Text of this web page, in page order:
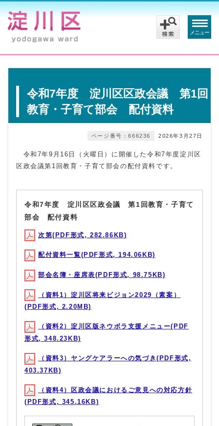
メニュー
令和7年度 淀川区区政会議 第1回
教育・子育て部会 配付資料
2026年3月27日
ページ番号：666236
令和7年9月16日（火曜日）に開催した令和7年度淀川区
区政会議第1回教育・子育て部会の配付資料です。
令和7年度 淀川区区政会議 第1回教育・子育て
部会 配付資料
次第(PDF形式, 282.86KB)
配付資料一覧(PDF形式, 194.06KB)
部会名簿・座席表(PDF形式, 98.75KB)
（資料1）淀川区将来ビジョン2029（素案）
(PDF形式, 2.20MB)
（資料2）淀川区版ネウボラ支援メニュー(PDF
形式, 348.23KB)
（資料3）ヤングケアラーへの気づき(PDF形式,
403.37KB)
（資料4）区政会議におけるご意見への対応方針
(PDF形式, 345.16KB)